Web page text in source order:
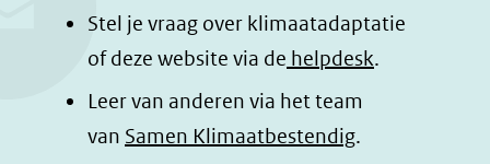
o
o
(opent
in
d
I
(opent
in
a
p
(opent
in
l
e
p
Stel je vraag over klimaatadaptatie
of deze website via de helpdesk.
Leer van anderen via het team
van Samen Klimaatbestendig.